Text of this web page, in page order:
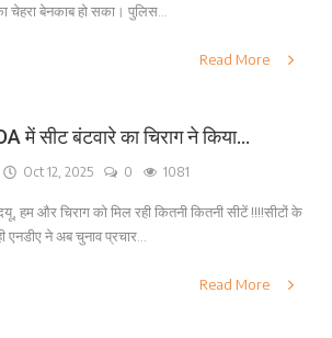
बेनकाब हो सका। पुलिस...
Read More
में सीट बंटवारे का चिराग ने किया...
Oct 12, 2025 0 1081
हम और चिराग को मिल रही कितनी कितनी सीटें !!!!सीटों के
ने अब चुनाव प्रचार...
Read More